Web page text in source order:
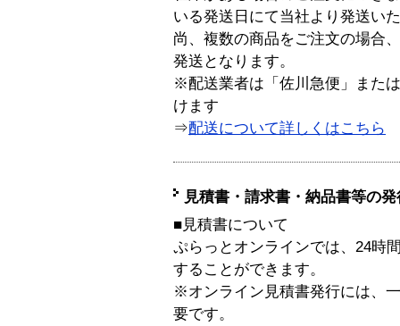
いる発送日にて当社より発送い
尚、複数の商品をご注文の場合
発送となります。
※配送業者は「佐川急便」また
けます
⇒配送について詳しくはこちら
見積書・請求書・納品書等の
■見積書について
ぷらっとオンラインでは、24時
することができます。
※オンライン見積書発行には、
要です。